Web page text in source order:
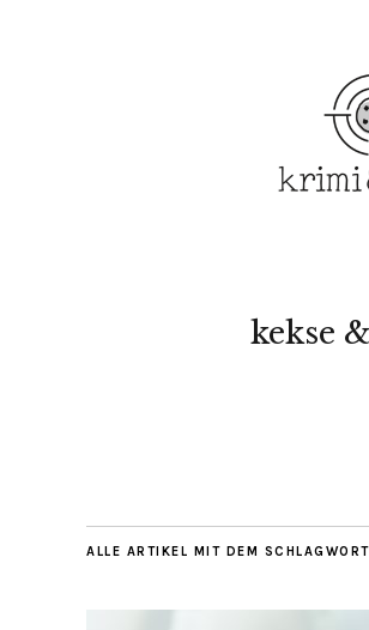
kekse
ALLE ARTIKEL MIT DEM